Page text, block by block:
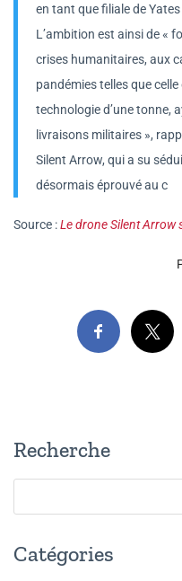
en tant que filiale de
L’ambition est ainsi de «
crises humanitaires, aux
pandémies telles que
technologie d’une tonne,
livraisons militaires »,
Silent Arrow, qui a su
désormais éprouvé au c
Source :Le drone Silent Arrow
Recherche
Catégories